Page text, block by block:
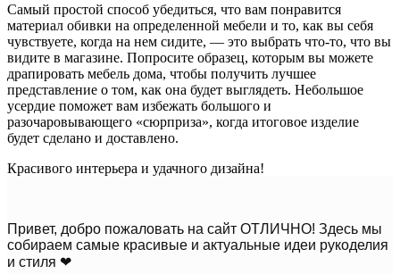
Самый простой способ убедиться, что вам понравится
материал обивки на определенной мебели и то, как вы себя
чувствуете, когда на нем сидите, — это выбрать что-то, что вы
видите в магазине. Попросите образец, которым вы можете
драпировать мебель дома, чтобы получить лучшее
представление о том, как она будет выглядеть. Небольшое
усердие поможет вам избежать большого и
разочаровывающего «сюрприза», когда итоговое изделие
будет сделано и доставлено.
Красивого интерьера и удачного дизайна!
Привет, добро пожаловать на сайт ОТЛИЧНО! Здесь мы
собираем самые красивые и актуальные идеи рукоделия
и стиля ❤